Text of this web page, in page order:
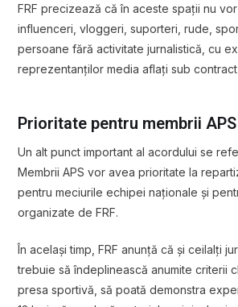
FRF precizează că în aceste spații nu
influenceri, vloggeri, suporteri, rude,
persoane fără activitate jurnalistică, cu
reprezentanților media aflați sub
Prioritate pentru membrii
Un alt punct important al acordului se
Membrii APS vor avea prioritate la
pentru meciurile echipei naționale și
organizate de FRF.
În același timp, FRF anunță că și ceilalți
trebuie să îndeplinească anumite criterii
presa sportivă, să poată demonstra